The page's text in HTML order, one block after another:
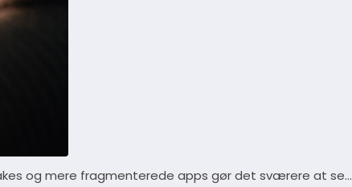
og mere fragmenterede apps gør det sværere at se…